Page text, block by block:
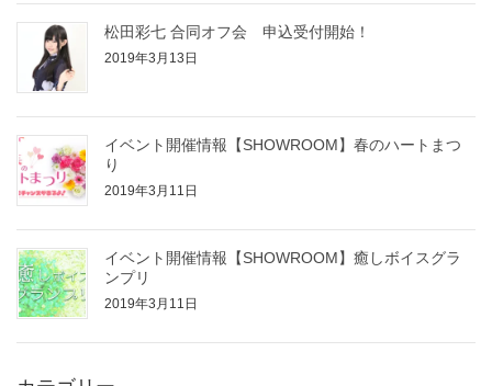
松田彩七 合同オフ会 申込受付開始！
2019年3月13日
イベント開催情報【SHOWROOM】春のハートまつ
り
2019年3月11日
イベント開催情報【SHOWROOM】癒しボイスグラ
ンプリ
2019年3月11日